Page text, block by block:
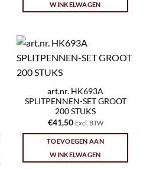
WINKELWAGEN
art.nr. HK693A
SPLITPENNEN-SET GROOT
200 STUKS
€41,50 Excl. BTW
TOEVOEGEN AAN
WINKELWAGEN